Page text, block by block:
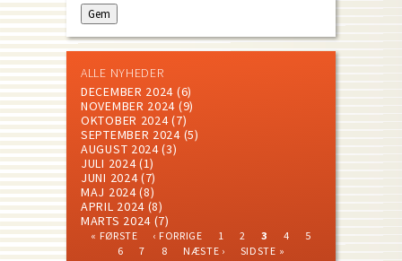
ALLE NYHEDER
DECEMBER 2024 (6)
NOVEMBER 2024 (9)
OKTOBER 2024(7)
SEPTEMBER 2024(5)
AUGUST 2024(3)
JULI 2024(1)
JUNI 2024(7)
MAJ 2024(8)
APRIL 2024 (8)
MARTS 2024 (7)
Pagination
FIRST
« FØRSTE
PREVIOUS
PAGE
‹ FORRIGE PAGE
1 PAGE
2
CURRENT
PAGE
3 PAGE
4 PAGE
5
PAGE
6 PAGE
7 PAGE
8
NEXT
NÆSTE ›
LAST
SIDSTE »